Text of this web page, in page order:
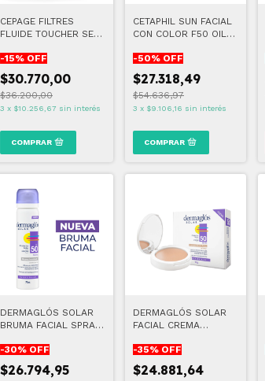
CEPAGE FILTRES
FLUIDE TOUCHER SEC
-15% OFF
$30.770,00
$36.200,00
3 x $10.256,67 sin interés
CETAPHIL SUN FACIAL
CON COLOR F50 OIL
-50% OFF
$27.318,49
$54.636,97
3 x $9.106,16 sin interés
DERMAGLÓS SOLAR
BRUMA FACIAL SPRAY
-30% OFF
$26.794,95
DERMAGLÓS SOLAR
FACIAL CREMA
TONO 1
-35% OFF
$24.881,64